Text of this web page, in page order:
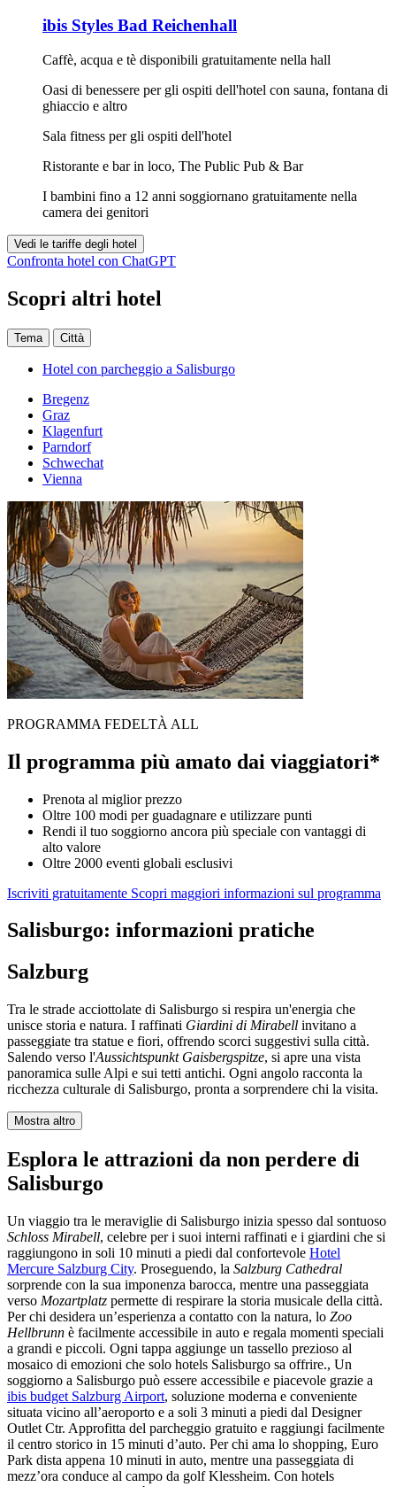
ibis Styles Bad Reichenhall
Caffè, acqua e tè disponibili gratuitamente nella hall
Oasi di benessere per gli ospiti dell'hotel con sauna, fontana di
ghiaccio e altro
Sala fitness per gli ospiti dell'hotel
Ristorante e bar in loco, The Public Pub & Bar
I bambini fino a 12 anni soggiornano gratuitamente nella
camera dei genitori
Vedi le tariffe degli hotel
Confronta hotel con ChatGPT
Scopri altri hotel
Tema Città
Hotel con parcheggio a Salisburgo
Bregenz
Graz
Klagenfurt
Parndorf
Schwechat
Vienna
PROGRAMMA FEDELTÀ ALL
Il programma più amato dai viaggiatori*
Prenota al miglior prezzo
Oltre 100 modi per guadagnare e utilizzare punti
Rendi il tuo soggiorno ancora più speciale con vantaggi di
alto valore
Oltre 2000 eventi globali esclusivi
Iscriviti gratuitamente Scopri maggiori informazioni sul programma
Salisburgo: informazioni pratiche
Salzburg
Tra le strade acciottolate di Salisburgo si respira un'energia che
unisce storia e natura. I raffinati Giardini di Mirabell invitano a
passeggiate tra statue e fiori, offrendo scorci suggestivi sulla città.
Salendo verso l'Aussichtspunkt Gaisbergspitze, si apre una vista
panoramica sulle Alpi e sui tetti antichi. Ogni angolo racconta la
ricchezza culturale di Salisburgo, pronta a sorprendere chi la visita.
Mostra altro
Esplora le attrazioni da non perdere di
Salisburgo
Un viaggio tra le meraviglie di Salisburgo inizia spesso dal sontuoso
Schloss Mirabell, celebre per i suoi interni raffinati e i giardini che si
raggiungono in soli 10 minuti a piedi dal confortevole Hotel
Mercure Salzburg City. Proseguendo, la Salzburg Cathedral
sorprende con la sua imponenza barocca, mentre una passeggiata
verso Mozartplatz permette di respirare la storia musicale della città.
Per chi desidera un’esperienza a contatto con la natura, lo Zoo
Hellbrunn è facilmente accessibile in auto e regala momenti speciali
a grandi e piccoli. Ogni tappa aggiunge un tassello prezioso al
mosaico di emozioni che solo hotels Salisburgo sa offrire., Un
soggiorno a Salisburgo può essere accessibile e piacevole grazie a
ibis budget Salzburg Airport, soluzione moderna e conveniente
situata vicino all’aeroporto e a soli 3 minuti a piedi dal Designer
Outlet Ctr. Approfitta del parcheggio gratuito e raggiungi facilmente
il centro storico in 15 minuti d’auto. Per chi ama lo shopping, Euro
Park dista appena 10 minuti in auto, mentre una passeggiata di
mezz’ora conduce al campo da golf Klessheim. Con hotels